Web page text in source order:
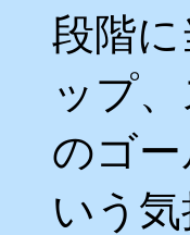
段階
ップ
のゴ
いう気